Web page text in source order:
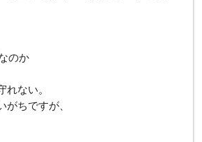
のか
れない。
がちですが、